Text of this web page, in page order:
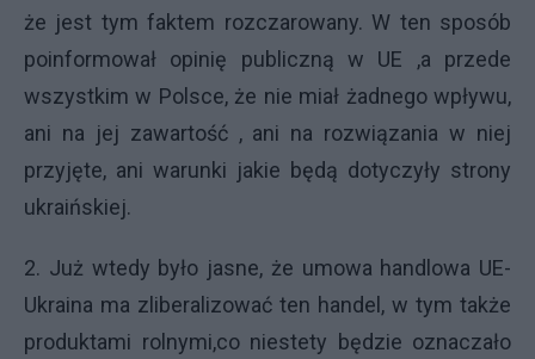
że jest tym faktem rozczarowany. W ten sposób
poinformował opinię publiczną w UE ,a przede
wszystkim w Polsce, że nie miał żadnego wpływu,
ani na jej zawartość , ani na rozwiązania w niej
przyjęte, ani warunki jakie będą dotyczyły strony
ukraińskiej.
2. Już wtedy było jasne, że umowa handlowa UE-
Ukraina ma zliberalizować ten handel, w tym także
produktami rolnymi,co niestety będzie oznaczało